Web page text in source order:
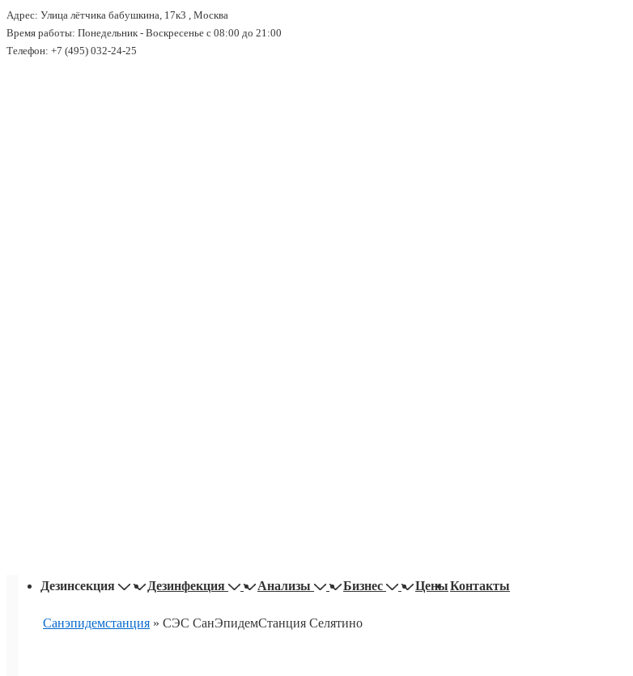
↓
Перейти
Адрес: Улица лётчика бабушкина, 17к3 , Москва
Время работы: Понедельник - Воскресенье с 08:00 до 21:00
Телефон: +7 (495) 032-24-25
ОсновнаяДезинсекция Дезинфекция Анализы Бизнес ЦеныКонтакты
Санэпидемстанция » СЭС СанЭпидемСтанция Селятино